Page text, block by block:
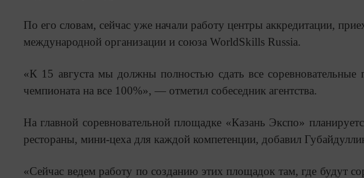
По его словам, сейчас уже начали работу центры аккредитации,
международной организации и союза WorldSkills Russia.
«К 15 августа мы должны полностью сдать все
чемпионата на все 100%», — отметил собеседник агентства.
На главной соревновательной площадке «Казань Экспо»
рестораны, мини-цеха для каждой компетенции, добавил
«Сейчас ведем работу по созданию этих площадок там, где будут